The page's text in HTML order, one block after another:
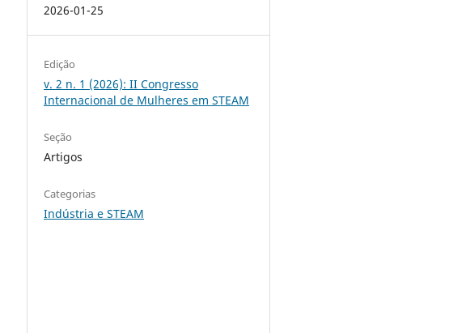
2026-01-25
Edição
v. 2 n. 1 (2026): II Congresso
Internacional de Mulheres em STEAM
Seção
Artigos
Categorias
Indústria e STEAM